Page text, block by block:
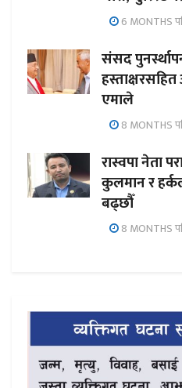
6 MONTHS
संसद
एमाले
8 MONTHS
रास्वपा नेता
कुलमान र
बढ्छौँ
8 MONTHS